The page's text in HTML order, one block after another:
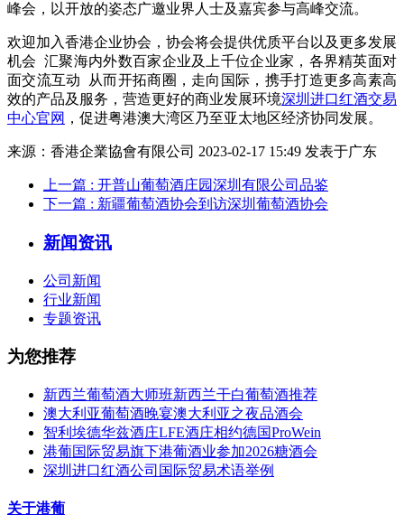
峰会，以开放的姿态广邀业界人士及嘉宾参与高峰交流。
欢迎加入香港企业协会，协会将会提供优质平台以及更多发展
机会 汇聚海内外数百家企业及上千位企业家，各界精英面对
面交流互动 从而开拓商圈，走向国际，携手打造更多高素高
效的产品及服务，营造更好的商业发展环境深圳进口红酒交易
中心官网 ，促进粤港澳大湾区乃至亚太地区经济协同发展。
来源：香港企業協會有限公司 2023-02-17 15:49 发表于广东
上一篇 : 开普山葡萄酒庄园深圳有限公司品鉴
下一篇 : 新疆葡萄酒协会到访深圳葡萄酒协会
新闻资讯
公司新闻
行业新闻
专题资讯
为您推荐
新西兰葡萄酒大师班新西兰干白葡萄酒推荐
澳大利亚葡萄酒晚宴澳大利亚之夜品酒会
智利埃德华兹酒庄LFE酒庄相约德国ProWein
港葡国际贸易旗下港葡酒业参加2026糖酒会
深圳进口红酒公司国际贸易术语举例
关于港葡